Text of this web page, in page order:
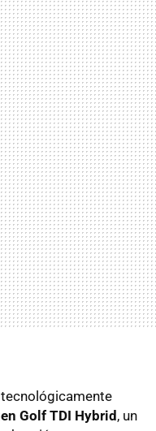
Golf TDI Hybrid , un